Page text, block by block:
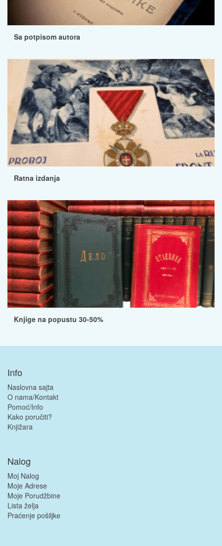
Sa potpisom autora
Ratna izdanja
Knjige na popustu 30-50%
Info
Naslovna sajta
O nama/Kontakt
Pomoć/Info
Kako poručiti?
Knjižara
Nalog
Moj Nalog
Moje Adrese
Moje Porudžbine
Lista želja
Praćenje pošiljke